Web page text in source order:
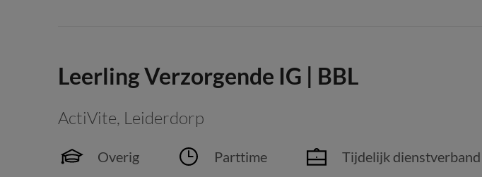
Leerling Verzorgende IG | BBL
ActiVite, Leiderdorp
Overig Parttime
Tijdelijk dienstverband